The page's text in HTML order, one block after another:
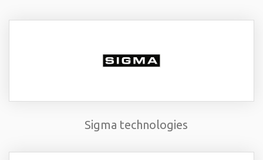
Sigma technologies